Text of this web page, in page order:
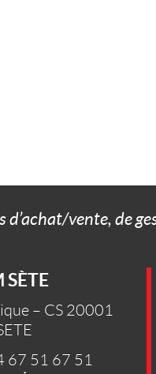
d’achat/vente, de
SÈTE
– CS 20001
67 51 67 51